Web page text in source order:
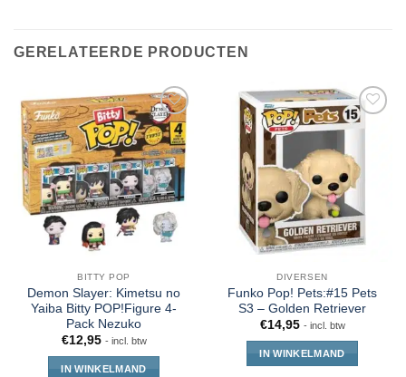
GERELATEERDE PRODUCTEN
BITTY POP
Demon Slayer: Kimetsu no
Yaiba Bitty POP!Figure 4-
Pack Nezuko
€12,95 - incl. btw
IN WINKELMAND
DIVERSEN
Funko Pop! Pets:#15 Pets
S3 – Golden Retriever
€14,95 - incl. btw
IN WINKELMAND